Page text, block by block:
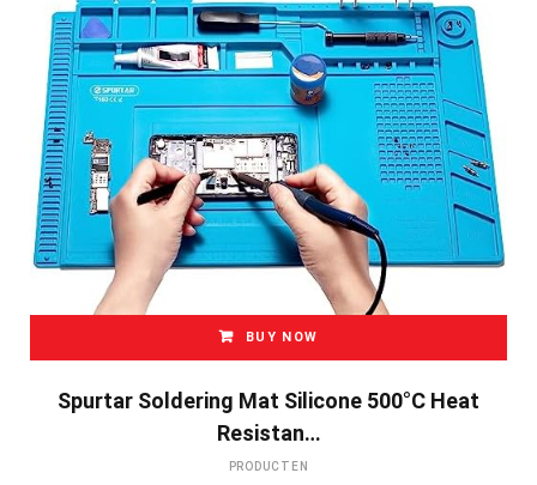
BUY NOW
Spurtar Soldering Mat Silicone 500°C Heat
Resistan…
PRODUCTEN